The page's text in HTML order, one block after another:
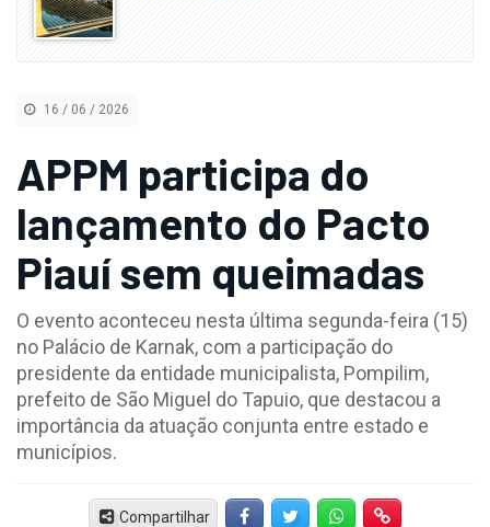
16 / 06 / 2026
APPM participa do
lançamento do Pacto
Piauí sem queimadas
O evento aconteceu nesta última segunda-feira (15)
no Palácio de Karnak, com a participação do
presidente da entidade municipalista, Pompilim,
prefeito de São Miguel do Tapuio, que destacou a
importância da atuação conjunta entre estado e
municípios.
Compartilhar FacebookTwitter Whatsapp